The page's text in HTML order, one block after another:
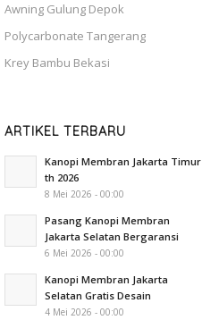
Awning Gulung Depok
Polycarbonate Tangerang
Krey Bambu Bekasi
ARTIKEL TERBARU
Kanopi Membran Jakarta Timur
th 2026
8 Mei 2026 - 00:00
Pasang Kanopi Membran
Jakarta Selatan Bergaransi
6 Mei 2026 - 00:00
Kanopi Membran Jakarta
Selatan Gratis Desain
4 Mei 2026 - 00:00